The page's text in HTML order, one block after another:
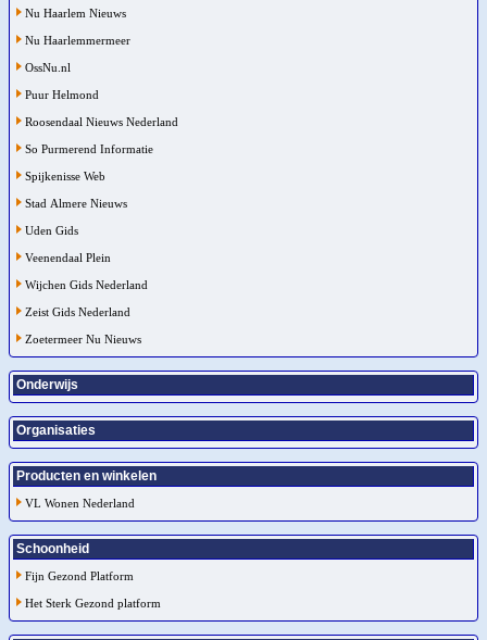
Nu Haarlem Nieuws
Nu Haarlemmermeer
OssNu.nl
Puur Helmond
Roosendaal Nieuws Nederland
So Purmerend Informatie
Spijkenisse Web
Stad Almere Nieuws
Uden Gids
Veenendaal Plein
Wijchen Gids Nederland
Zeist Gids Nederland
Zoetermeer Nu Nieuws
Onderwijs
Organisaties
Producten en winkelen
VL Wonen Nederland
Schoonheid
Fijn Gezond Platform
Het Sterk Gezond platform